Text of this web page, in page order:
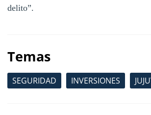
delito”.
Temas
SEGURIDAD INVERSIONES